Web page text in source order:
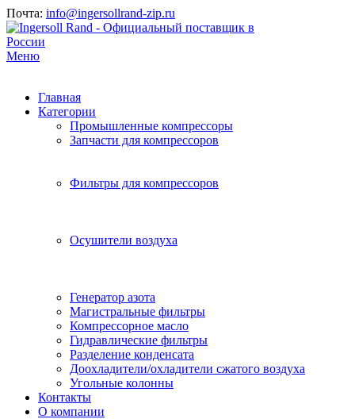
Почта: info@ingersollrand-zip.ru
Меню
Главная
Категории
Промышленные компрессоры
Запчасти для компрессоров
Фильтры для компрессоров
Осушители воздуха
Генератор азота
Магистральные фильтры
Компрессорное масло
Гидравлические фильтры
Разделение конденсата
Доохладители/охладители сжатого воздуха
Угольные колонны
Контакты
О компании